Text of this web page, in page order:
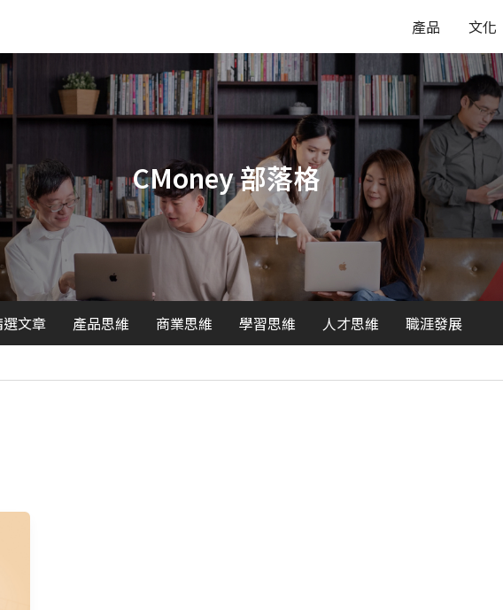
產品 文化
CMoney 部落格
文章 產品思維 商業思維 學習思維 人才思維 職涯發展